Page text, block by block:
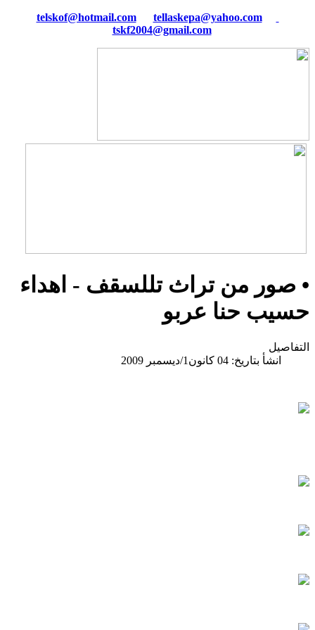
tellaskepa@yahoo.com
tskf2004@gmail.com
• صور من تراث تللسقف - اهداء
حسيب حنا عربو
التفاصيل
انشأ بتاريخ: 04 كانون1/ديسمبر 2009